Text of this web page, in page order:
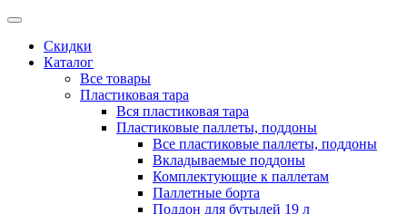
Скидки
Каталог
Все товары
Пластиковая тара
Вся пластиковая тара
Пластиковые паллеты, поддоны
Все пластиковые паллеты, поддоны
Вкладываемые поддоны
Комплектующие к паллетам
Паллетные борта
Поддон для бутылей 19 л